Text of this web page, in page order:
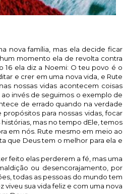
nova família, mas ela decide ficar
momento ela de revolta contra
16 ela diz a Noemi: O teu povo é o
e crer em uma nova vida, e Rute
nossas vidas acontecem coisas
invés de seguimos o exemplo de
de errado quando na verdade
para nossas vidas, focar
mas no tempo dEle, temos
em nós. Rute mesmo em meio ao
que Deus tem o melhor para ela e
feito elas perderem a fé, mas uma
ou desencorajamento, por
todas as pessoas do mundo tem
sua vida feliz e com uma nova